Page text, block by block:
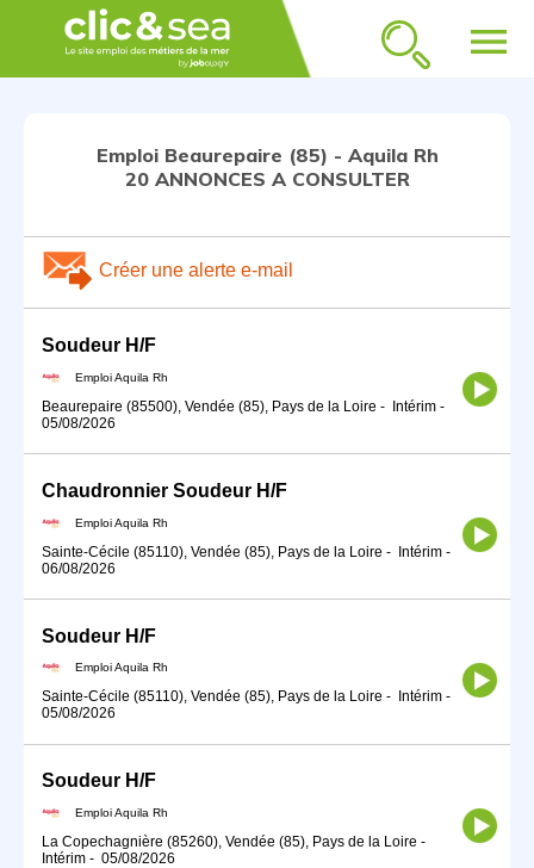
menu
Emploi Beaurepaire (85) - Aquila Rh
20 ANNONCES A CONSULTER
Créer une alerte e-mail
Soudeur H/F
Emploi Aquila Rh
Beaurepaire (85500), Vendée (85), Pays de la Loire - Intérim -
05/08/2026
Chaudronnier Soudeur H/F
Emploi Aquila Rh
Sainte-Cécile (85110), Vendée (85), Pays de la Loire - Intérim -
06/08/2026
Soudeur H/F
Emploi Aquila Rh
Sainte-Cécile (85110), Vendée (85), Pays de la Loire - Intérim -
05/08/2026
Soudeur H/F
Emploi Aquila Rh
La Copechagnière (85260), Vendée (85), Pays de la Loire -
Intérim - 05/08/2026